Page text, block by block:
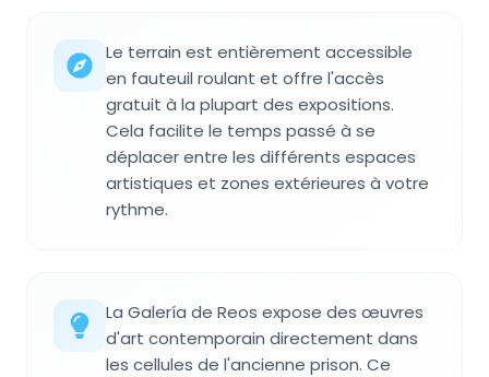
Le terrain est entièrement accessible
en fauteuil roulant et offre l'accès
gratuit à la plupart des expositions.
Cela facilite le temps passé à se
déplacer entre les différents espaces
artistiques et zones extérieures à votre
rythme.
La Galería de Reos expose des œuvres
d'art contemporain directement dans
les cellules de l'ancienne prison. Ce